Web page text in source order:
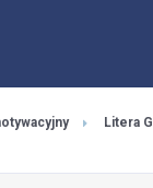
Litera G